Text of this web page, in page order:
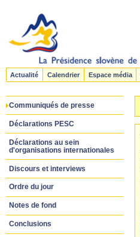
Actualité Calendrier Espace média
Communiqués de presse
Déclarations PESC
Déclarations au sein
d'organisations internationales
Discours et interviews
Ordre du jour
Notes de fond
Conclusions